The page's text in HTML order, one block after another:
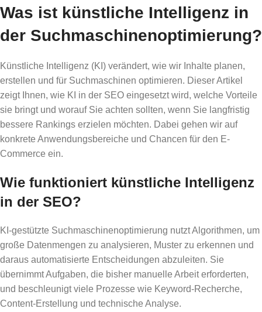
Was ist künstliche Intelligenz in
der Suchmaschinenoptimierung?
Künstliche Intelligenz (KI) verändert, wie wir Inhalte planen,
erstellen und für Suchmaschinen optimieren. Dieser Artikel
zeigt Ihnen, wie KI in der SEO eingesetzt wird, welche Vorteile
sie bringt und worauf Sie achten sollten, wenn Sie langfristig
bessere Rankings erzielen möchten. Dabei gehen wir auf
konkrete Anwendungsbereiche und Chancen für den E-
Commerce ein.
Wie funktioniert künstliche Intelligenz
in der SEO?
KI-gestützte Suchmaschinenoptimierung nutzt Algorithmen, um
große Datenmengen zu analysieren, Muster zu erkennen und
daraus automatisierte Entscheidungen abzuleiten. Sie
übernimmt Aufgaben, die bisher manuelle Arbeit erforderten,
und beschleunigt viele Prozesse wie Keyword-Recherche,
Content-Erstellung und technische Analyse.